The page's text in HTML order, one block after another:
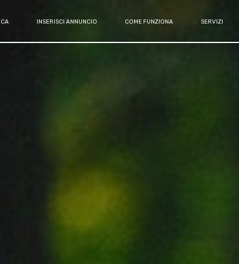
INSERISCI ANNUNCIO COME FUNZIONA SERVIZI